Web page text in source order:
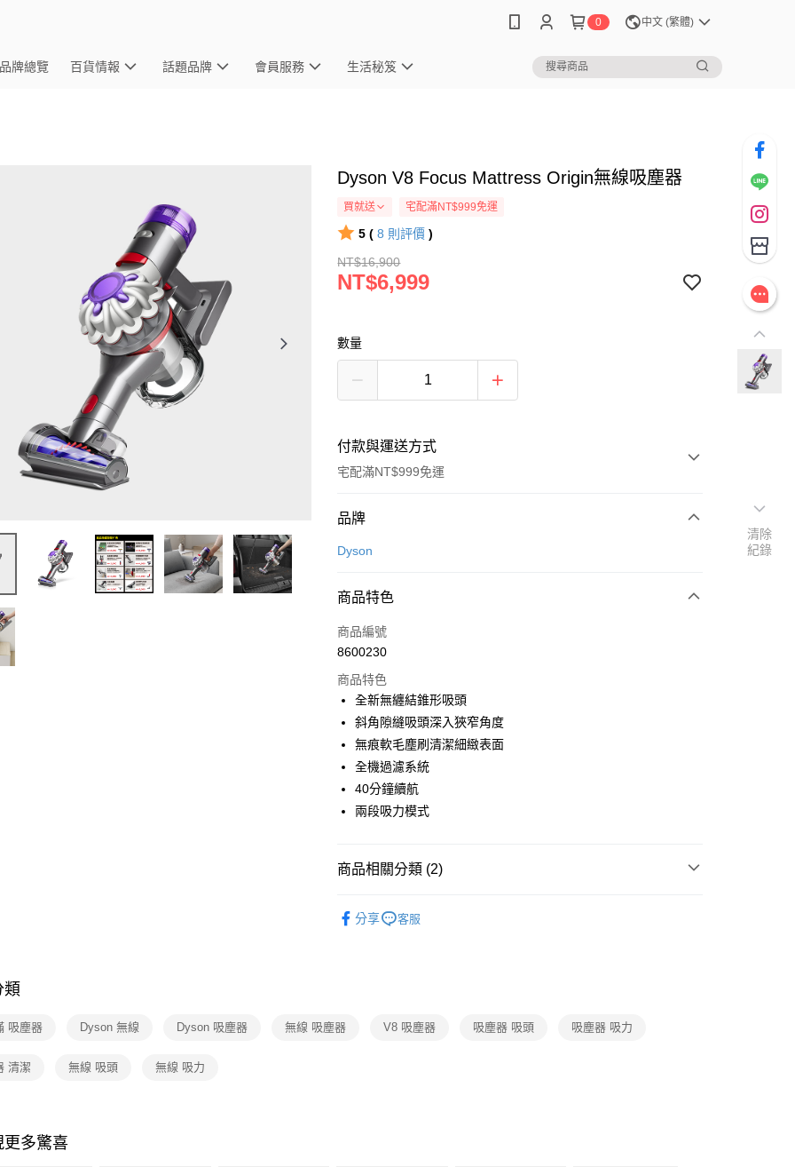
0 中文 (繁體)
品牌總覽 百貨情報 話題品牌 會員服務 生活秘笈
Dyson V8 Focus Mattress Origin無線吸塵器
買就送 宅配滿NT$999免運
5 ( 8 則評價 )
NT$16,900
NT$6,999
數量
付款與運送方式
宅配滿NT$999免運
付款方式
信用卡一次付款
合作金庫商業銀行
華南商業銀行
上海商業儲蓄銀行
國泰世華商業銀行
臺灣中小企業銀行
聯邦商業銀行
元大商業銀行
玉山商業銀行
台新國際商業銀行
6 期 0 利率 每期
華南商業銀行
上海商業儲蓄銀行
國泰世華商業銀行
臺灣中小企業銀行
匯豐（台灣）商業銀行
元大商業銀行
玉山商業銀行
即享券
LINE Pay
Apple Pay
街口支付
Google Pay
宅配
品牌
Dyson
商品特色
商品編號
8600230
商品特色
全新無纏結錐形吸頭
斜角隙縫吸頭深入狹窄角度
無痕軟毛塵刷清潔細緻表面
全機過濾系統
40分鐘續航
兩段吸力模式
商品相關分類 (2)
分享 客服
類
吸塵器 Dyson 無線 Dyson 吸塵器 無線 吸塵器 V8 吸塵器 吸塵器 吸頭 吸塵器 吸力
清潔 無線 吸頭 無線 吸力
更多驚喜
清除
紀錄